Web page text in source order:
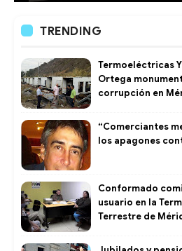
TRENDING
Termoeléctricas
Ortega
corrupción en
“Comerciantes
los apagones
Conformado
usuario en la
Terrestre de